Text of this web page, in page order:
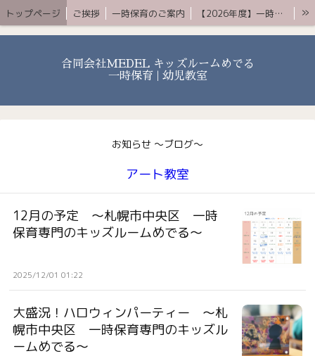
トップページ ご挨拶 一時保育のご案内
【2026年度】一時保育プレミアムコース
お知らせ 〜ブログ〜
よくある質問 アクセス
YouTube
»
合同会社MEDEL キッズルームめでる
一時保育 | 幼児教室
お知らせ 〜ブログ〜
アート教室
12月の予定 〜札幌市中央区 一時
保育専門のキッズルームめでる〜
2025/12/01 01:22
大盛況！ハロウィンパーティー 〜札
幌市中央区 一時保育専門のキッズル
ームめでる〜